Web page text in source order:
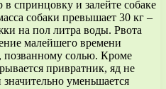
спринцовку и залейте собаке
собаки превышает 30 кг –
на пол литра воды. Рвота
малейшего времени
позванному солью. Кроме
привратник, яд не
уменьшается